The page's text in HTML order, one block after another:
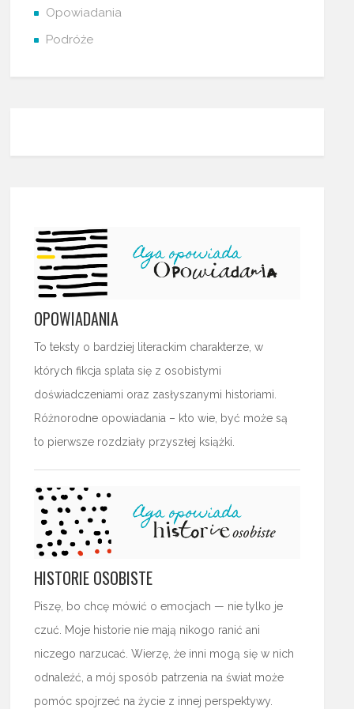
Opowiadania
Podróże
OPOWIADANIA
To teksty o bardziej literackim charakterze, w
których fikcja splata się z osobistymi
doświadczeniami oraz zasłyszanymi historiami.
Różnorodne opowiadania – kto wie, być może są
to pierwsze rozdziały przyszłej książki.
HISTORIE OSOBISTE
Piszę, bo chcę mówić o emocjach — nie tylko je
czuć. Moje historie nie mają nikogo ranić ani
niczego narzucać. Wierzę, że inni mogą się w nich
odnaleźć, a mój sposób patrzenia na świat może
pomóc spojrzeć na życie z innej perspektywy.